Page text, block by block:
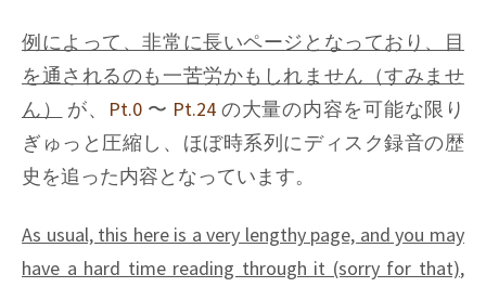
例によって、非常に長いページとなっており、目
を通されるのも一苦労かもしれません（すみませ
ん）
が、 Pt.0〜 Pt.24 の大量の内容を可能な限り
ぎゅっと圧縮し、ほぼ時系列にディスク録音の歴
史を追った内容となっています。
As usual, this here is a very lengthy page, and you may
have a hard time reading through it (sorry for that),